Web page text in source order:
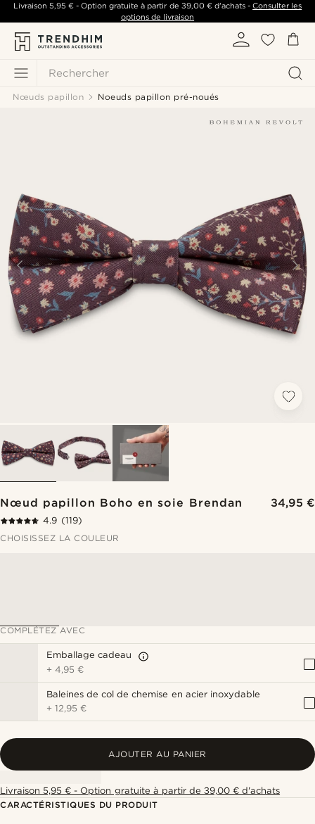
Rechercher
Livraison 5,95 €- Option gratuite à partir de 39,00 €d'achats -Consulter les
options de livraison
Nœuds papillon Noeuds papillon pré-noués
Nœud papillon Boho en soie Brendan 34,95 €
4.9 (119)
CHOISISSEZ LA COULEUR
COMPLÉTEZ AVEC
Emballage cadeau
+4,95 €
Baleines de col de chemise en acier inoxydable
+12,95 €
AJOUTER AU PANIER
Livraison 5,95 € - Option gratuite à partir de 39,00 € d'achats
CARACTÉRISTIQUES DU PRODUIT